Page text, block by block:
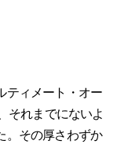
ティメート・オー
それまでにないよ
。その厚さわずか